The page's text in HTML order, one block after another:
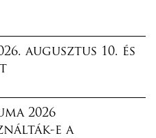
augusztus 10. és
2026
e a